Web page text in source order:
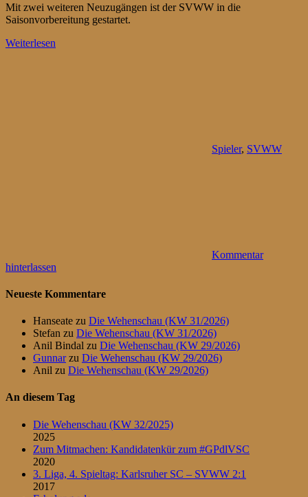
Mit zwei weiteren Neuzugängen ist der SVWW in die
Saisonvorbereitung gestartet.
Weiterlesen
Spieler, SVWW
Kommentar
hinterlassen
Neueste Kommentare
Hanseate zu Die Wehenschau (KW 31/2026)
Stefan zu Die Wehenschau (KW 31/2026)
Anil Bindal zu Die Wehenschau (KW 29/2026)
Gunnarzu Die Wehenschau (KW 29/2026)
Anil zu Die Wehenschau (KW 29/2026)
An diesem Tag
Die Wehenschau (KW 32/2025)
2025
Zum Mitmachen: Kandidatenkür zum #GPdlVSC
2020
3. Liga, 4. Spieltag: Karlsruher SC – SVWW 2:1
2017